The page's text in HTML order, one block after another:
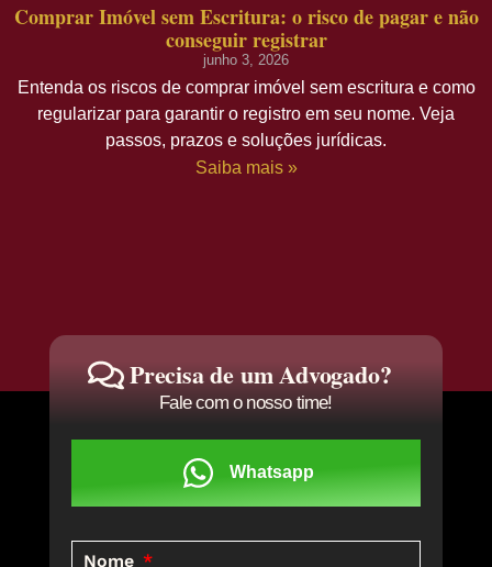
Comprar Imóvel sem Escritura: o risco de pagar e não
conseguir registrar
junho 3, 2026
Entenda os riscos de comprar imóvel sem escritura e como
regularizar para garantir o registro em seu nome. Veja
passos, prazos e soluções jurídicas.
Saiba mais »
Precisa de um Advogado?
Fale com o nosso time!
Whatsapp
Nome